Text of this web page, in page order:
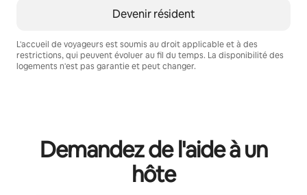
Devenir résident
L'accueil de voyageurs est soumis au droit applicable et à des
restrictions, qui peuvent évoluer au fil du temps. La disponibilité des
logements n'est pas garantie et peut changer.
Demandez de l'aide à un
hôte